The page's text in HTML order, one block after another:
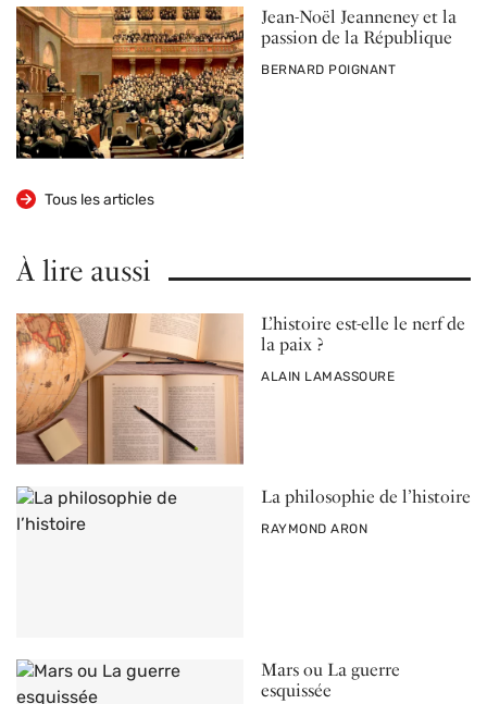
Jean-Noël Jeanneney et la
passion de la République
PAR
BERNARD POIGNANT
Tous les articles
À lire aussi
L’histoire est-elle le nerf de
la paix ?
PAR
ALAIN LAMASSOURE
La philosophie de l’histoire
PAR
RAYMOND ARON
Mars ou La guerre
esquissée